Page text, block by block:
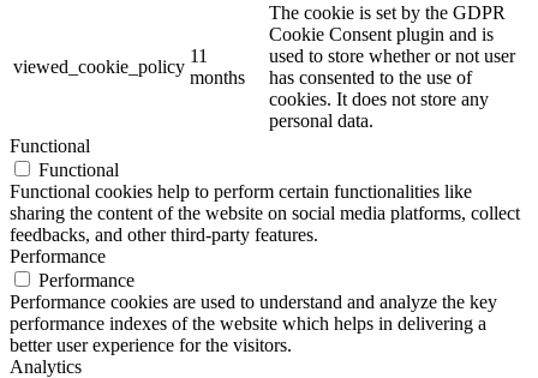
viewed_cookie_policy
11
months
The cookie is set by the GDPR
Cookie Consent plugin and is
used to store whether or not user
has consented to the use of
cookies. It does not store any
personal data.
Functional
Functional
Functional cookies help to perform certain functionalities like
sharing the content of the website on social media platforms, collect
feedbacks, and other third-party features.
Performance
Performance
Performance cookies are used to understand and analyze the key
performance indexes of the website which helps in delivering a
better user experience for the visitors.
Analytics